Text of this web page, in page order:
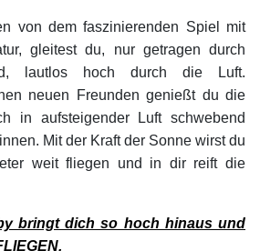
von dem faszinierenden Spiel mit
gleitest du, nur getragen durch
lautlos hoch durch die Luft.
neuen Freunden genießt du die
in aufsteigender Luft schwebend
Mit der Kraft der Sonne wirst du
weit fliegen und in dir reift die
bringt dich so hoch hinaus und